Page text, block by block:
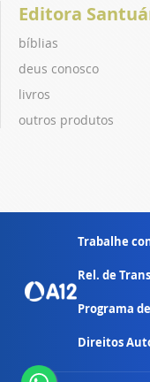
Editora
bíblias
deus conosco
livros
outros produtos
Trabalhe
Rel. de
Programa
Direitos